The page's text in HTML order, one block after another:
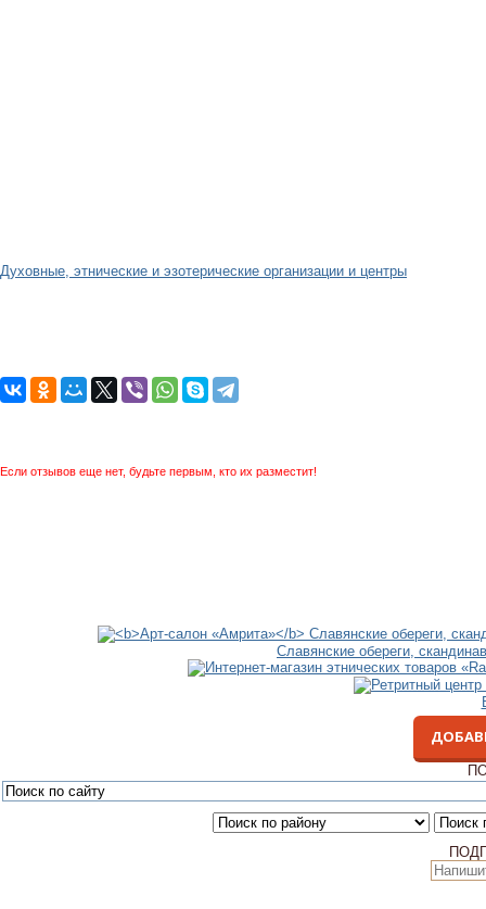
Духовные, этнические и эзотерические организации и центры
Если отзывов еще нет, будьте первым, кто их разместит!
Славянские обереги,